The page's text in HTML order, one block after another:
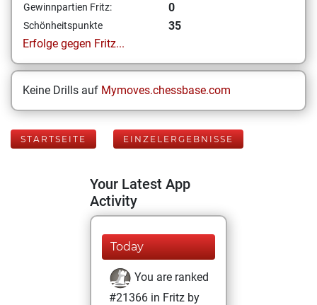
Gewinnpartien Fritz: 0
Schönheitspunkte
35
Erfolge gegen Fritz...
Keine Drills auf Mymoves.chessbase.com
STARTSEITE EINZELERGEBNISSE
Your Latest App
Activity
Today
You are ranked
#21366 in Fritz by